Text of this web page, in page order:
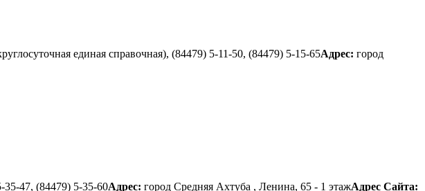
единая справочная), (84479) 5-11-50, (84479) 5-15-65Адрес: город
35-47, (84479) 5-35-60Адрес: город Средняя Ахтуба , Ленина, 65 - 1 этажАдрес Сайта: